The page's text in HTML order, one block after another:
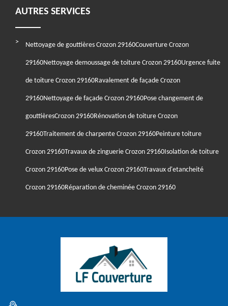
AUTRES SERVICES
Nettoyage de gouttières Crozon 29160Couverture Crozon
29160Nettoyage demoussage de toiture Crozon 29160Urgence fuite
de toiture Crozon 29160Ravalement de façade Crozon
29160Nettoyage de façade Crozon 29160Pose changement de
gouttièresCrozon 29160Rénovation de toiture Crozon
29160Traitement de charpente Crozon 29160Peinture toiture
Crozon 29160Travaux de zinguerie Crozon 29160Isolation de toiture
Crozon 29160Pose de velux Crozon 29160Travaux d'etancheité
Crozon 29160Réparation de cheminée Crozon 29160